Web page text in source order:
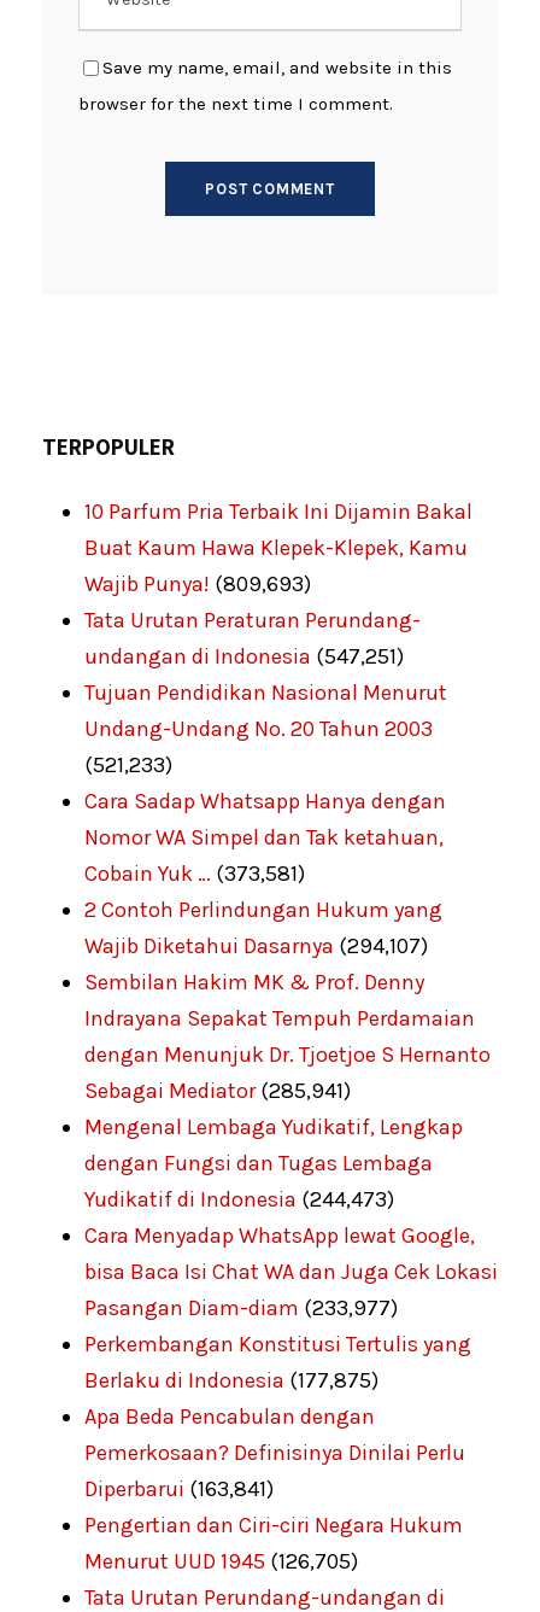
Save my name, email, and website in this
browser for the next time I comment.
TERPOPULER
10 Parfum Pria Terbaik Ini Dijamin Bakal
Buat Kaum Hawa Klepek-Klepek, Kamu
Wajib Punya! (809,693)
Tata Urutan Peraturan Perundang-
undangan di Indonesia (547,251)
Tujuan Pendidikan Nasional Menurut
Undang-Undang No. 20 Tahun 2003
(521,233)
Cara Sadap Whatsapp Hanya dengan
Nomor WA Simpel dan Tak ketahuan,
Cobain Yuk … (373,581)
2 Contoh Perlindungan Hukum yang
Wajib Diketahui Dasarnya (294,107)
Sembilan Hakim MK & Prof. Denny
Indrayana Sepakat Tempuh Perdamaian
dengan Menunjuk Dr. Tjoetjoe S Hernanto
Sebagai Mediator (285,941)
Mengenal Lembaga Yudikatif, Lengkap
dengan Fungsi dan Tugas Lembaga
Yudikatif di Indonesia (244,473)
Cara Menyadap WhatsApp lewat Google,
bisa Baca Isi Chat WA dan Juga Cek Lokasi
Pasangan Diam-diam (233,977)
Perkembangan Konstitusi Tertulis yang
Berlaku di Indonesia (177,875)
Apa Beda Pencabulan dengan
Pemerkosaan? Definisinya Dinilai Perlu
Diperbarui (163,841)
Pengertian dan Ciri-ciri Negara Hukum
Menurut UUD 1945 (126,705)
Tata Urutan Perundang-undangan di